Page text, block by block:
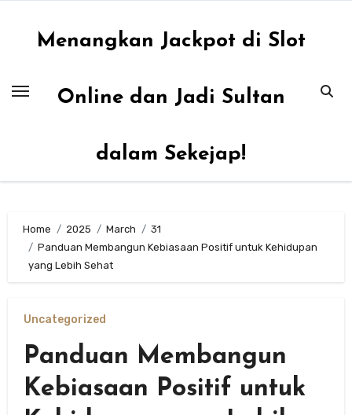
Menangkan Jackpot di Slot
Online dan Jadi Sultan
dalam Sekejap!
Home 2025 March
31
Panduan Membangun Kebiasaan Positif untuk Kehidupan
yang Lebih Sehat
Uncategorized
Panduan Membangun
Kebiasaan Positif untuk